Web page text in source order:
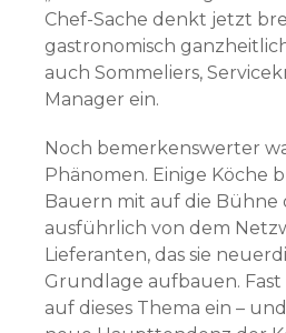
Chef-Sache denkt jetzt
gastronomisch
auch Sommeliers,
Manager ein.
Noch bemerkenswerter
Phänomen. Einige Köche
Bauern mit auf die Bühne
ausführlich von dem
Lieferanten, das sie
Grundlage aufbauen.
auf dieses Thema ein –